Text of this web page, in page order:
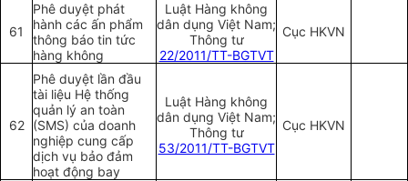
61
Phê duyệt phát
hành các ấn phẩm
thông báo tin tức
hàng không
Luật Hàng không
dân dụng Việt Nam;
Thông tư
22/2011/TT-BGTVT
Cục HKVN
62
Phê duyệt lần đầu
tài liệu Hệ thống
quản lý an toàn
(SMS) của doanh
nghiệp cung cấp
dịch vụ bảo đảm
hoạt động bay
Luật Hàng không
dân dụng Việt Nam;
Thông tư
53/2011/TT-BGTVT
Cục HKVN